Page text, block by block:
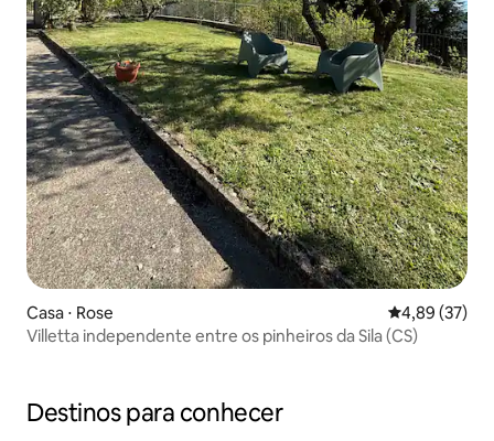
Casa ⋅ Rose 4,89 de uma
4,89 (37)
Villetta independente entre os pinheiros da Sila (CS)
Destinos para conhecer